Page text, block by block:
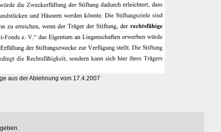
aus der Ablehnung vom 17.4.2007